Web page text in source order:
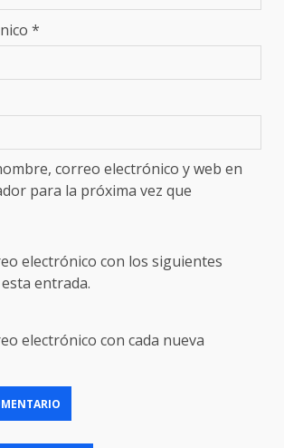
*
correo electrónico y web en
para la próxima vez que
electrónico con los siguientes
entrada.
electrónico con cada nueva